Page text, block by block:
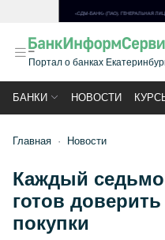
Портал о банках
БАНКИ НОВОСТИ
Главная Новости
Каждый
готов
покупки